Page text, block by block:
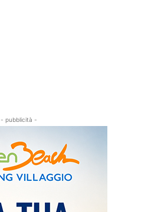
- pubblicità -